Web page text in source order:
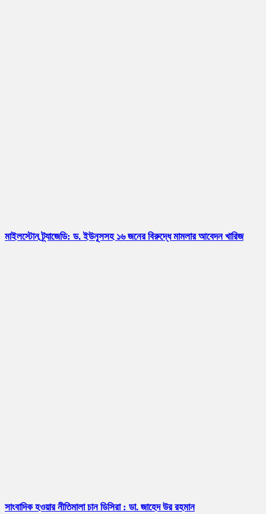
মাইলস্টোন ট্র্যাজেডি: ড. ইউনূসসহ ১৬ জনের বিরুদ্ধে মামলার আবেদন খারিজ
সাংবাদিক হওয়ার নীতিমালা চান ডিসিরা : ডা. জাহেদ উর রহমান